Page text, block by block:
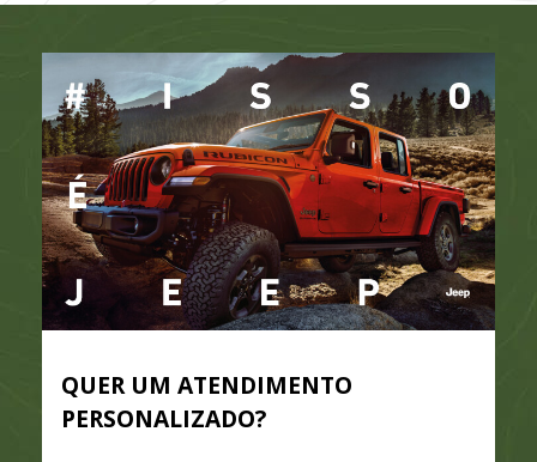
QUER UM ATENDIMENTO
PERSONALIZADO?